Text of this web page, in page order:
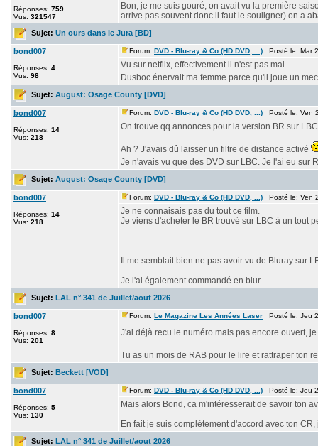
Réponses: 759
Vus: 321547
Bon, je me suis gouré, on avait vu la première
arrive pas souvent donc il faut le souligner) on a
Sujet: Un ours dans le Jura [BD]
bond007
Réponses: 4
Vus: 98
Forum: DVD - Blu-ray & Co (HD DVD, ...) Posté le: Mar
Vu sur netflix, effectivement il n'est pas mal.
Dusboc énervait ma femme parce qu'il joue un
Sujet: August: Osage County [DVD]
bond007
Réponses: 14
Vus: 218
Forum: DVD - Blu-ray & Co (HD DVD, ...) Posté le: Ven
On trouve qq annonces pour la version BR sur
Ah ? J'avais dû laisser un filtre de distance activé
Je n'avais vu que des DVD sur LBC. Je l'ai eu sur
Sujet: August: Osage County [DVD]
bond007
Réponses: 14
Vus: 218
Forum: DVD - Blu-ray & Co (HD DVD, ...) Posté le: Ven
Je ne connaisais pas du tout ce film.
Je viens d'acheter le BR trouvé sur LBC à un tout
Il me semblait bien ne pas avoir vu de Bluray sur
Je l'ai également commandé en blur ...
Sujet: LAL n° 341 de Juillet/aout 2026
bond007
Réponses: 8
Vus: 201
Forum: Le Magazine Les Années Laser Posté le: Jeu
J'ai déjà recu le numéro mais pas encore ouvert,
Tu as un mois de RAB pour le lire et rattraper ton
Sujet: Beckett [VOD]
bond007
Réponses: 5
Vus: 130
Forum: DVD - Blu-ray & Co (HD DVD, ...) Posté le: Jeu
Mais alors Bond, ca m'intéresserait de savoir ton
En fait je suis complètement d'accord avec ton
Sujet: LAL n° 341 de Juillet/aout 2026